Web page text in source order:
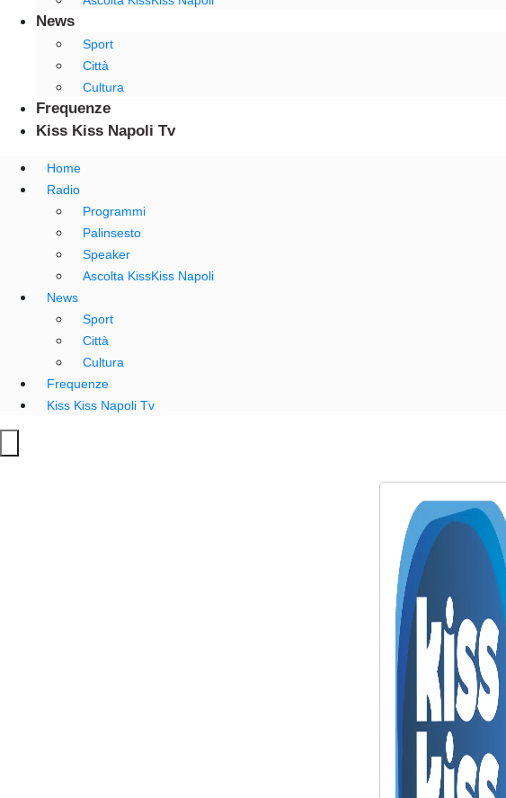
News
Sport
Città
Cultura
Frequenze
Kiss Kiss Napoli Tv
Home
Radio
Programmi
Palinsesto
Speaker
Ascolta KissKiss Napoli
News
Sport
Città
Cultura
Frequenze
Kiss Kiss Napoli Tv